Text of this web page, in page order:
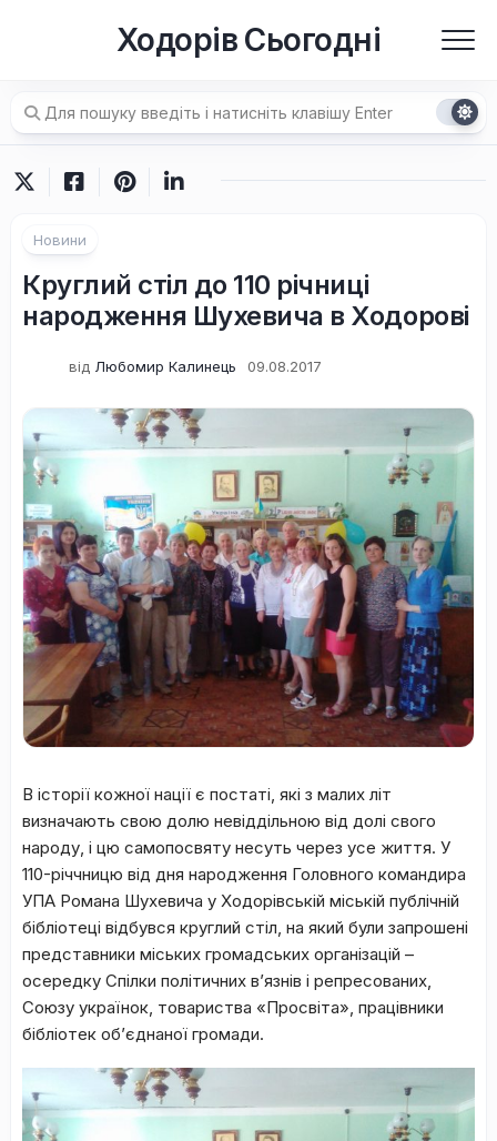
Ходорів Сьогодні
Новини
Круглий стіл до 110 річниці
народження Шухевича в Ходорові
від Любомир Калинець 09.08.2017
В історії кожної нації є постаті, які з малих літ
визначають свою долю невіддільною від долі свого
народу, і цю самопосвяту несуть через усе життя. У
110-річчницю від дня народження Головного командира
УПА Романа Шухевича у Ходорівській міській публічній
бібліотеці відбувся круглий стіл, на який були запрошені
представники міських громадських організацій –
осередку Спілки політичних в’язнів і репресованих,
Союзу українок, товариства «Просвіта», працівники
бібліотек об’єднаної громади.